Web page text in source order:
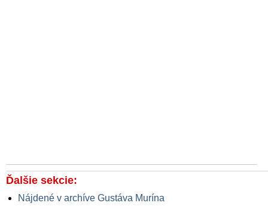
Ďalšie sekcie:
Nájdené v archíve Gustáva Murína